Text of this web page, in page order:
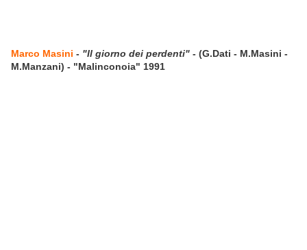
Marco Masini - "Il giorno dei perdenti" - (G.Dati - M.Masini -
M.Manzani) - "Malinconoia" 1991